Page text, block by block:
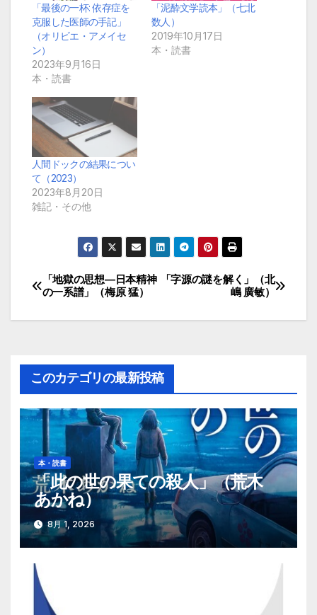
「最後の一杯: 依存症を
克服した医師の手記」
（オリビエ・アメイセ
ン）
2023年9月16日
本・読書
「泥酔文学読本」（七北
数人）
2019年10月17日
本・読書
人間ドックの結果につい
て（2023）
2023年8月20日
雑記・その他
投
稿
ビ
ゲ
ー
シ
ョ
ン
「字源の謎を解く」（北
嶋 廣敏）
「地獄の思想―日本精神
の一系譜」（梅原 猛）
このカテゴリの最新投稿
本・読書
「此の世の果ての殺人」（荒木
あかね）
8月 1, 2026